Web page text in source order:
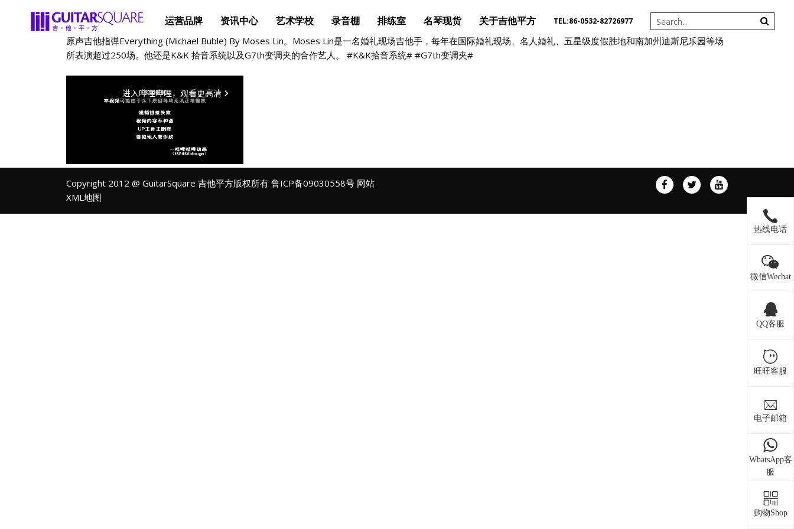
运营品牌 资讯中心 艺术学校 录音棚 排练室 名琴现货 关于吉他平方 TEL:86-0532-82726977
原声吉他指弹Everything (Michael Buble) By Moses Lin。Moses Lin是一名婚礼现场吉他手，每年在国际婚礼现场、名人婚礼、五星级度假胜地和南加州迪斯尼乐园等场
所表演超过250场。他还是K&K 拾音系统以及G7th变调夹的合作艺人。 #K&K拾音系统# #G7th变调夹#
热线电话
微信Wechat
QQ客服
旺旺客服
电子邮箱
WhatsApp客
服
购物Shop
Copyright 2012 @ GuitarSquare 吉他平方版权所有 鲁ICP备09030558号 网站
XML地图